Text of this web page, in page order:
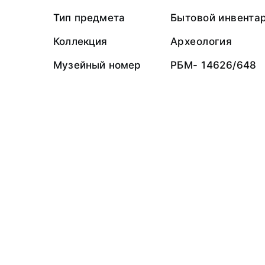
Тип предмета
Бытовой
Коллекция
Археология
Музейный номер
РБМ- 14626/648